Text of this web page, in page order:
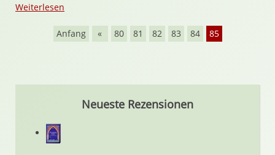
Weiterlesen
Anfang « 80 81 82 83 84 85
Neueste Rezensionen